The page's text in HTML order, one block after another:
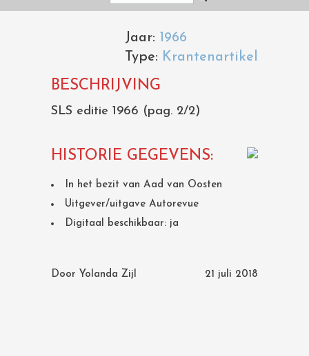
Jaar: 1966
Type: Krantenartikel
BESCHRIJVING
SLS editie 1966 (pag. 2/2)
HISTORIE GEGEVENS:
In het bezit van Aad van Oosten
Uitgever/uitgave Autorevue
Digitaal beschikbaar: ja
Door Yolanda Zijl 21 juli 2018